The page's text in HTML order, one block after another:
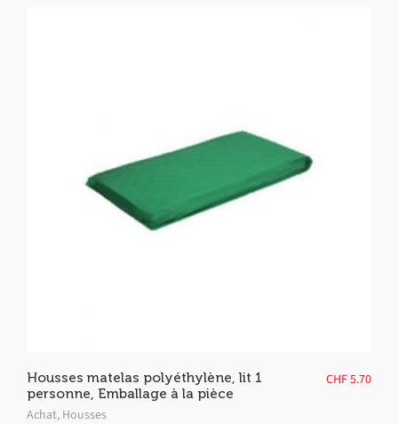
Housses matelas polyéthylène, lit 1
personne, Emballage à la pièce
Achat, Housses
CHF5.70